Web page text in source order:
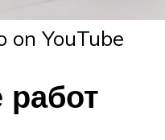
on YouTube